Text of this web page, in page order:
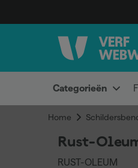
Categorieën
Home
Rust-
RUST-OLEUM